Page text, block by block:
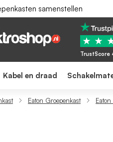
samenstellen
★ ★
TrustScore
Kabel en draad
Eaton Groepenkast
installatieautomaat / 1-